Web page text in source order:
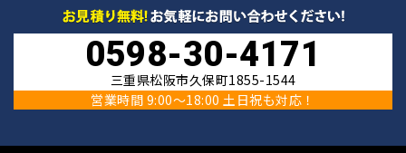
0598-30-4171
三重県松阪市久保町1855-1544
営業時間 9:00〜18:00 土日祝も対応！